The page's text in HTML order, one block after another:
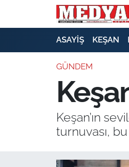
ASAYİŞ KEŞAN
GÜNDEM
Keşan’ın
turnuvası, bu
E-GAZETE
SİYASET
GÜNDEM
EKONOMİ